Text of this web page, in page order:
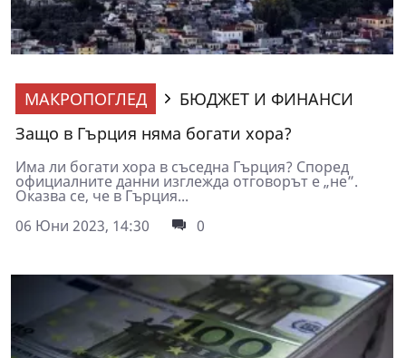
МАКРОПОГЛЕД
БЮДЖЕТ И ФИНАНСИ
Защо в Гърция няма богати хора?
Има ли богати хора в съседна Гърция? Според
официалните данни изглежда отговорът е „не”.
Оказва се, че в Гърция...
06 Юни 2023, 14:30
0